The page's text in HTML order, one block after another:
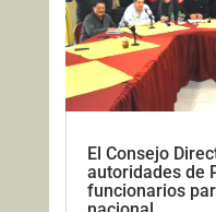
El Consejo
autoridades de
funcionarios